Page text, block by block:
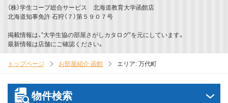
（株）学生コープ総合サービス 北海道教育大学函館店
北海道知事免許 石狩（７）第５９０７号
掲載情報は、”大学生協の部屋さがしカタログ”を元にしています。
最新情報は店舗にご確認ください。
トップページ お部屋紹介 函館 エリア:万代町
物件検索